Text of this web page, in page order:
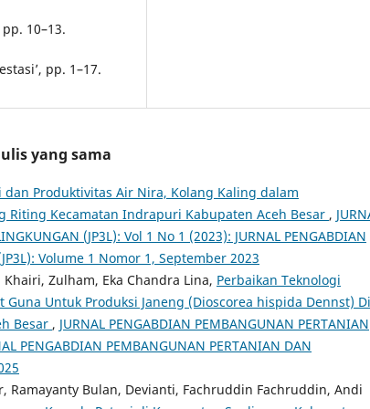
10–13.
pp. 1–17.
yang sama
dan Produktivitas Air Nira, Kolang Kaling dalam
Riting Kecamatan Indrapuri Kabupaten Aceh Besar ,
(JP3L): Vol 1 No 1 (2023): JURNAL PENGABDIAN
Volume 1 Nomor 1, September 2023
Zulham, Eka Chandra Lina, Perbaikan Teknologi
Untuk Produksi Janeng (Dioscorea hispida Dennst) Di
Besar , JURNAL PENGABDIAN PEMBANGUNAN PERTANIAN
PENGABDIAN PEMBANGUNAN PERTANIAN DAN
Bulan, Devianti, Fachruddin Fachruddin, Andi